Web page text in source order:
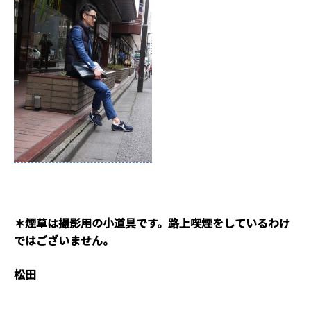
＊煙草は撮影用の小道具です。路上喫煙をしているわけ
ではございません。
松田